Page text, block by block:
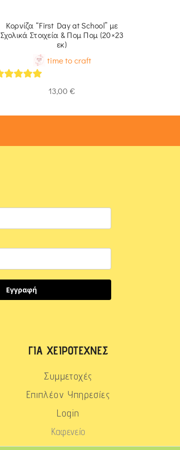
Κορνίζα “First Day at School” με
Σχολικά Στοιχεία & Πομ Πομ (20×23
εκ)
time to craft
13,00 €
Εγγραφή
ΓΙΑ ΧΕΙΡΟΤΈΧΝΕΣ
Συμμετοχές
Επιπλέον Υπηρεσίες
Login
Καφενείο